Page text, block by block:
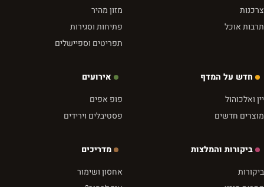
צרכנות
תרבות אוכל
מזון מהיר
פתיחות וסגירות
תפריטים וספיישלים
חדש על המדף
יין ואלכוהול
מוצרים חדשים
אירועים
פופ אפים
פסטיבלים וירידים
ביקורות והמלצות
ביקורות
מדריכים
אחסון ושימור